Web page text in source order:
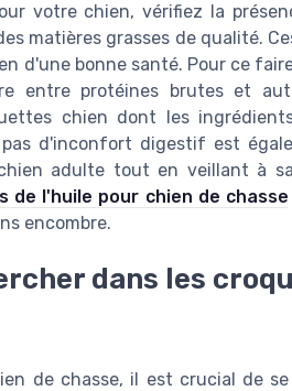
votre chien, vérifiez la
matières grasses de qualité.
d'une bonne santé. Pour ce
entre protéines brutes et
chien dont les
d'inconfort digestif est
adulte tout en veillant à
de l'huile pour chien de chasse
encombre.
dans les
de chasse, il est crucial de